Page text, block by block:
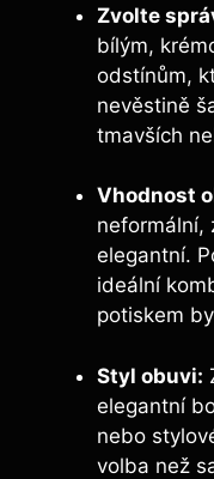
Zvolte
bílým,
odstínům,
nevěstině
tmavších
Vhodnost
neformální,
elegantní.
ideální
potiskem‌
Styl obuvi:
elegantní
⁤nebo
volba než